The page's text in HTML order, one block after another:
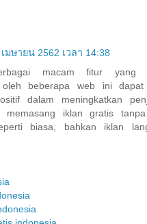
เมษายน 2562 เวลา 14:38
macam fitur yang
oleh beberapa web ini dapat
dalam meningkatkan
memasang iklan gratis
biasa, bahkan iklan